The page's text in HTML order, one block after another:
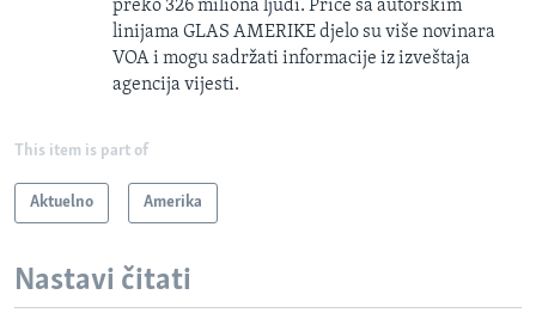
preko 326 miliona ljudi. Priče sa autorskim
linijama GLAS AMERIKE djelo su više novinara
VOA i mogu sadržati informacije iz izveštaja
agencija vijesti.
This item is part of
Aktuelno Amerika
Nastavi čitati